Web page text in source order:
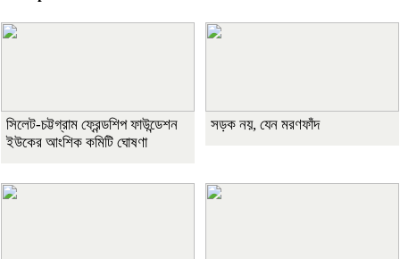
সিলেট-চট্টগ্রাম ফ্রেন্ডশিপ ফাউন্ডেশন
ইউকের আংশিক কমিটি ঘোষণা
সড়ক নয়, যেন মরণফাঁদ